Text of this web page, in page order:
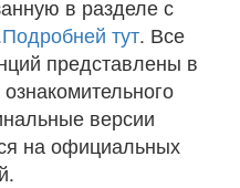
в разделе с
Подробней тут. Все
представлены в
версии
на официальных